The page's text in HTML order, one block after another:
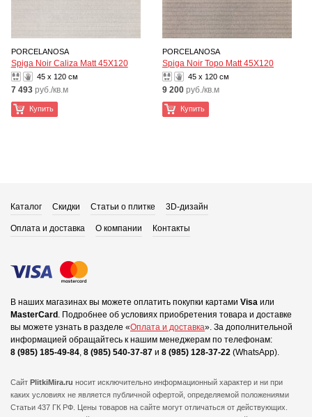
PORCELANOSA
Spiga Noir Caliza Matt 45X120
45 x 120 см
7 493 руб./кв.м
Купить
PORCELANOSA
Spiga Noir Topo Matt 45X120
45 x 120 см
9 200 руб./кв.м
Купить
Каталог Скидки Статьи о плитке 3D-дизайн
Оплата и доставка О компании Контакты
В наших магазинах вы можете оплатить покупки картами Visa или
MasterCard . Подробнее об условиях приобретения товара и доставке
вы можете узнать в разделе «Оплата и доставка». За дополнительной
информацией обращайтесь к нашим менеджерам по телефонам:
8 (985) 185-49-84, 8 (985) 540-37-87 и 8 (985) 128-37-22 (WhatsApp).
Сайт PlitkiMira.ru носит исключительно информационный характер и ни при
каких условиях не является публичной офертой, определяемой положениями
Статьи 437 ГК РФ. Цены товаров на сайте могут отличаться от действующих.